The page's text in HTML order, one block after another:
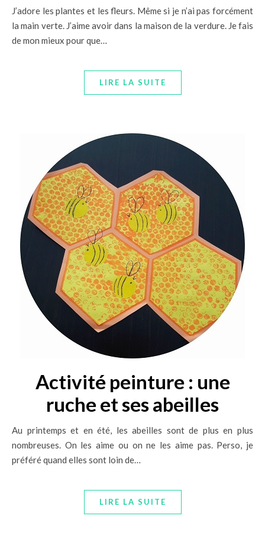
J’adore les plantes et les fleurs. Même si je n’ai pas forcément
la main verte. J’aime avoir dans la maison de la verdure. Je fais
de mon mieux pour que…
LIRE LA SUITE
Activité peinture : une
ruche et ses abeilles
Au printemps et en été, les abeilles sont de plus en plus
nombreuses. On les aime ou on ne les aime pas. Perso, je
préféré quand elles sont loin de…
LIRE LA SUITE